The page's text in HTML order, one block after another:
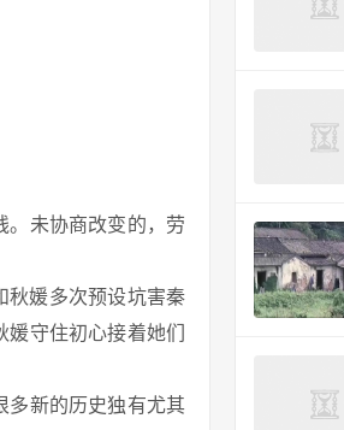
。未协商改变的，劳
秋媛多次预设坑害秦
守住初心接着她们
多新的历史独有尤其